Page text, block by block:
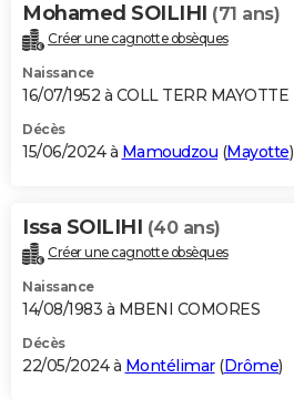
Mohamed SOILIHI (71 ans)
Créer une cagnotte obsèques
Naissance
16/07/1952 à COLL TERR MAYOTTE
Décès
15/06/2024 à Mamoudzou (Mayotte)
Issa SOILIHI (40 ans)
Créer une cagnotte obsèques
Naissance
14/08/1983 à MBENI COMORES
Décès
22/05/2024 à Montélimar(Drôme)